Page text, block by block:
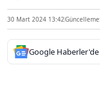
30 Mart 2024 13:42
Google